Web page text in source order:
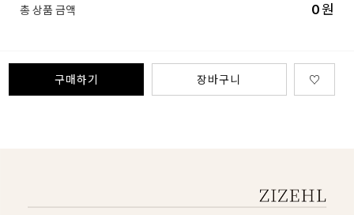
총 상품 금액 0원
구매하기 장바구니 ♡